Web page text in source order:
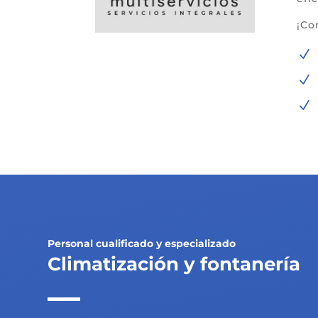
N
N
N
Personal cualificado y especializado
Climatización y fontanería